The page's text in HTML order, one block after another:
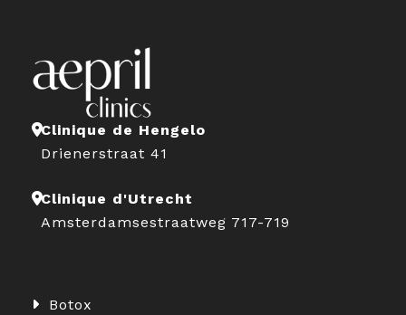
Clinique de Hengelo
Drienerstraat 41
Clinique d'Utrecht
Amsterdamsestraatweg 717-719
Botox